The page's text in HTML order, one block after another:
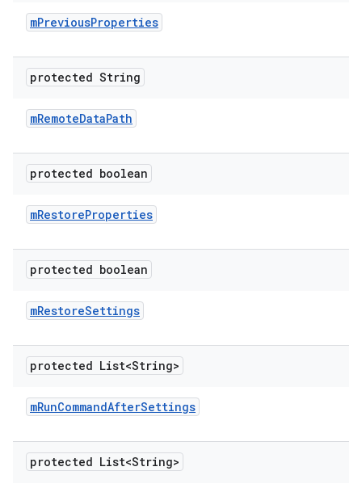
mPreviousProperties
protected String
mRemoteDataPath
protected boolean
mRestoreProperties
protected boolean
mRestoreSettings
protected List<String>
mRunCommandAfterSettings
protected List<String>